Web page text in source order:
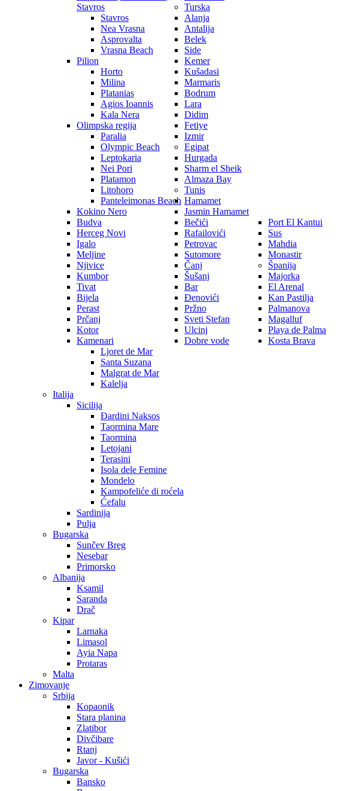
Stavros
Stavros
Nea Vrasna
Asprovalta
Vrasna Beach
Pilion
Horto
Milina
Platanias
Agios Ioannis
Kala Nera
Olimpska regija
Paralia
Olympic Beach
Leptokaria
Nei Pori
Platamon
Litohoro
Panteleimonas Beach
Kokino Nero
Budva
Herceg Novi
Igalo
Meljine
Njivice
Kumbor
Tivat
Bijela
Perast
Prčanj
Kotor
Kamenari
Bečići
Rafailovići
Petrovac
Sutomore
Čanj
Šušanj
Bar
Đenovići
Pržno
Sveti Stefan
Ulcinj
Dobre vode
Turska
Alanja
Antalija
Belek
Side
Kemer
Kušadasi
Marmaris
Bodrum
Lara
Didim
Fetiye
Izmir
Egipat
Hurgada
Sharm el Sheik
Almaza Bay
Tunis
Hamamet
Jasmin Hamamet
Port El Kantui
Sus
Mahdia
Monastir
Španija
Majorka
El Arenal
Kan Pastilja
Palmanova
Magalluf
Playa de Palma
Kosta Brava
Ljoret de Mar
Santa Suzana
Malgrat de Mar
Kalelja
Italija
Sicilija
Đardini Naksos
Taormina Mare
Taormina
Letojani
Terasini
Isola dele Femine
Mondelo
Kampofeliće di roćela
Ćefalu
Sardinija
Pulja
Bugarska
Sunčev Breg
Nesebar
Primorsko
Albanija
Ksamil
Saranda
Drač
Kipar
Larnaka
Limasol
Ayia Napa
Protaras
Malta
Zimovanje
Srbija
Kopaonik
Stara planina
Zlatibor
Divčibare
Rtanj
Javor - Kušići
Bugarska
Bansko